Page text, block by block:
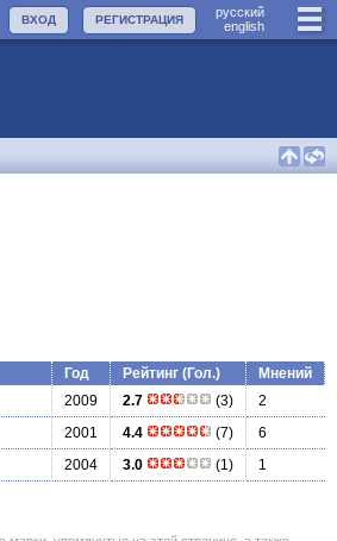
руccкий
english
РЕГИСТРАЦИЯ
ВХОД
Год Рейтинг (Гол.)
Мнений
2009 2.7 (3)
2
2001 4.4 (7)
6
2004 3.0 (1)
1